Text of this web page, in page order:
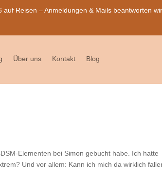
Reisen – Anmeldungen & Mails beantworten
Über uns Kontakt Blog
Elementen bei Simon gebucht habe. Ich hatte
Und vor allem: Kann ich mich da wirklich